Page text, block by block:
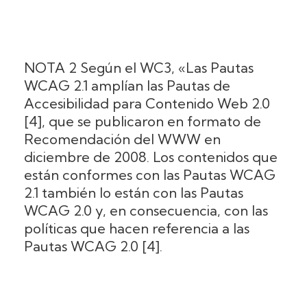
NOTA 2 Según el WC3, «Las Pautas
WCAG 2.1 amplían las Pautas de
Accesibilidad para Contenido Web 2.0
[4], que se publicaron en formato de
Recomendación del WWW en
diciembre de 2008. Los contenidos que
están conformes con las Pautas WCAG
2.1 también lo están con las Pautas
WCAG 2.0 y, en consecuencia, con las
políticas que hacen referencia a las
Pautas WCAG 2.0 [4].